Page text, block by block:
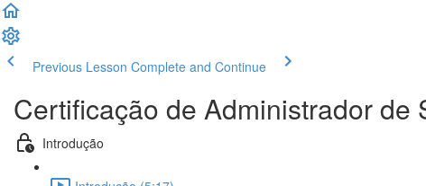
Previous Lesson Complete and Continue
Certificação de Administrador de
Introdução